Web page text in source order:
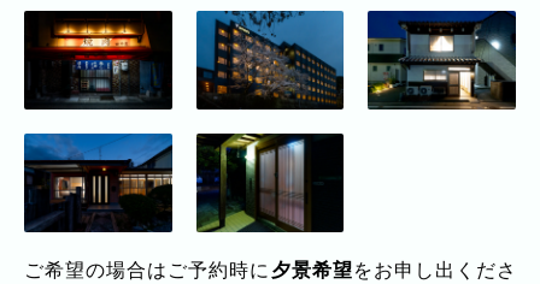
プロフィール
料理 ECサイト商品
ネット予約
空き状況の確認からご予約まで、24時間いつでもご利用
いただけます。
出張エリア
出張エリア
下記より、よく伺う出張エリアをご覧いた
ご希望の場合はご予約時に 夕景希望をお申し出くださ